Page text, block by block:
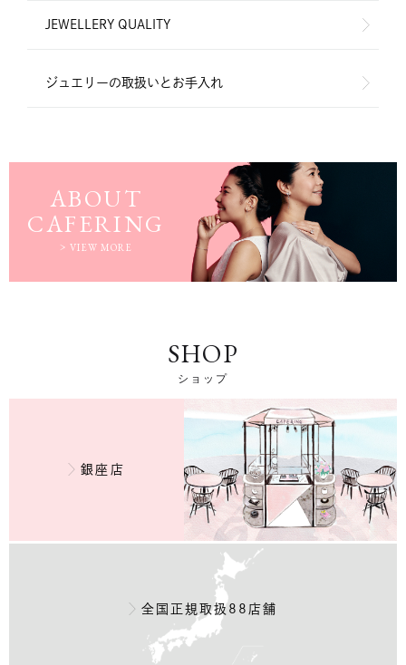
JEWELLERY QUALITY
ジュエリーの取扱いとお手入れ
ABOUT
CAFERING
VIEW MORE
SHOP
ショップ
銀座店
全国正規取扱88店舗